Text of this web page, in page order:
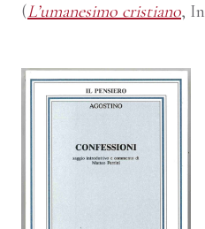
(L’umanesimo cristiano,